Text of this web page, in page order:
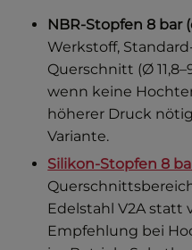
NBR-Stopfen 8 bar
Werkstoff,
Querschnitt (Ø
wenn keine
höherer Druck
Variante.
Silikon-Stopfen 8
Edelstahl V2A statt
Empfehlung bei